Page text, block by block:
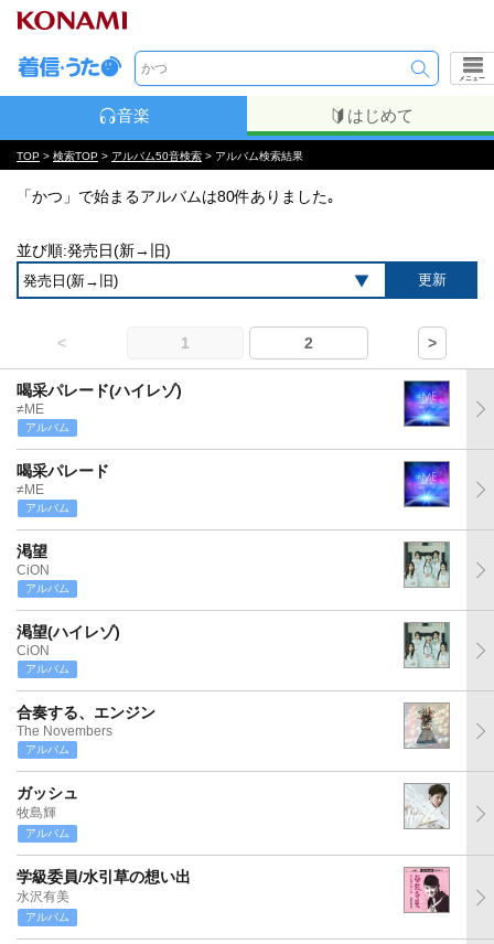
メニュー
音楽 はじめて
TOP > 検索TOP > アルバム50音検索 > アルバム検索結果
「かつ」で始まるアルバムは80件ありました｡
並び順:発売日(新→旧)
< 1 2 >
喝采パレード(ハイレゾ)
≠ME
アルバム
喝采パレード
≠ME
アルバム
渇望
CiON
アルバム
渇望(ハイレゾ)
CiON
アルバム
合奏する、エンジン
The Novembers
アルバム
ガッシュ
牧島輝
アルバム
学級委員/水引草の想い出
水沢有美
アルバム